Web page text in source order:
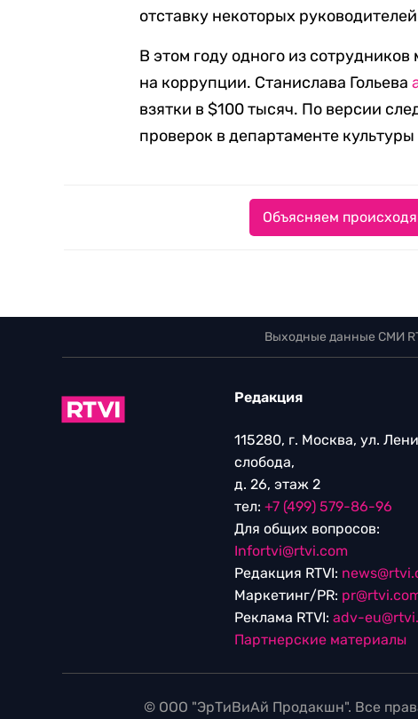
отставку некоторых
В этом году одного из
на коррупции. Станислава Гольева
взятки в $100 тысяч. По версии
проверок в департаменте
Объясняем
Выходные данные СМИ
Редакция
115280, г. Москва, ул.
слобода,
д. 26, этаж 2
тел: +7 (499) 579-86-96
Для общих вопросов:
Infortvi@rtvi.com
Редакция RTVI:
Маркетинг/PR:
Реклама RTVI: adv-
Партнерские материалы
© ООО "ЭрТиВиАй Продакшн". Все